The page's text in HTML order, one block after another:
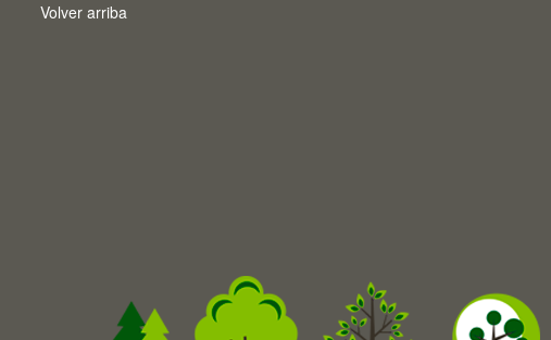
Volver arriba